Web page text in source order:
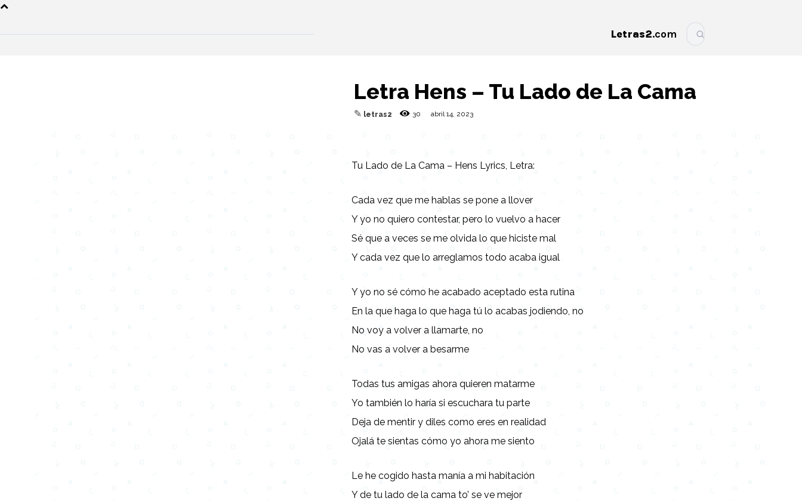
Letras2.com
Letra Hens – Tu Lado de La Cama
✎ letras2 30 abril 14, 2023
Tu Lado de La Cama – Hens Lyrics, Letra:
Cada vez que me hablas se pone a llover
Y yo no quiero contestar, pero lo vuelvo a hacer
Sé que a veces se me olvida lo que hiciste mal
Y cada vez que lo arreglamos todo acaba igual
Y yo no sé cómo he acabado aceptado esta rutina
En la que haga lo que haga tú lo acabas jodiendo, no
No voy a volver a llamarte, no
No vas a volver a besarme
Todas tus amigas ahora quieren matarme
Yo también lo haría si escuchara tu parte
Deja de mentir y diles como eres en realidad
Ojalá te sientas cómo yo ahora me siento
Le he cogido hasta manía a mi habitación
Y de tu lado de la cama to’ se ve mejor